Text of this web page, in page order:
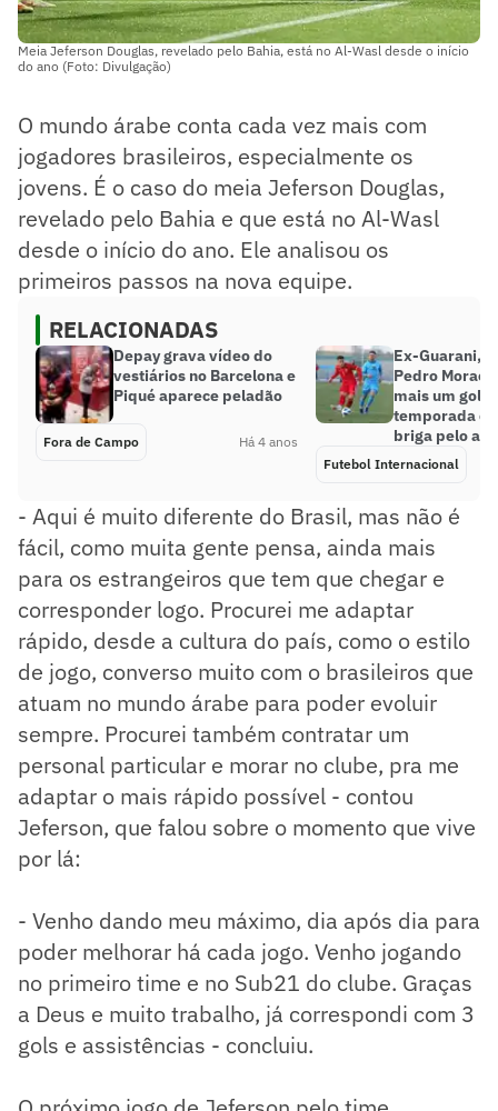
Meia Jeferson Douglas, revelado pelo Bahia, está no Al-Wasl desde o início
do ano (Foto: Divulgação)
O mundo árabe conta cada vez mais com
jogadores brasileiros, especialmente os
jovens. É o caso do meia Jeferson Douglas,
revelado pelo Bahia e que está no Al-Wasl
desde o início do ano. Ele analisou os
primeiros passos na nova equipe.
RELACIONADAS
Depay grava vídeo do
vestiários no Barcelona e
Piqué aparece peladão
Fora de Campo Há 4 anos
Ex-Guarani,
Pedro
mais um gol
temporada e
briga pelo
Futebol Internacional
- Aqui é muito diferente do Brasil, mas não é
fácil, como muita gente pensa, ainda mais
para os estrangeiros que tem que chegar e
corresponder logo. Procurei me adaptar
rápido, desde a cultura do país, como o estilo
de jogo, converso muito com o brasileiros que
atuam no mundo árabe para poder evoluir
sempre. Procurei também contratar um
personal particular e morar no clube, pra me
adaptar o mais rápido possível - contou
Jeferson, que falou sobre o momento que vive
por lá:
- Venho dando meu máximo, dia após dia para
poder melhorar há cada jogo. Venho jogando
no primeiro time e no Sub21 do clube. Graças
a Deus e muito trabalho, já correspondi com 3
gols e assistências - concluiu.